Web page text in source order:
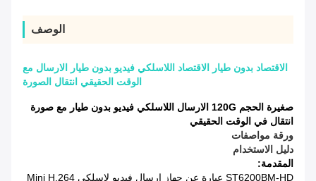
الوصف
الاقتصاد بدون طيار الاقتصاد اللاسلكي فيديو بدون طيار الارسال مع
الوقت الحقيقي انتقال الصورة
صغيرة الحجم 120G الارسال اللاسلكي فيديو بدون طيار مع صورة
انتقال في الوقت الحقيقي
ورقة مواصفات
دليل الاستخدام
المقدمة:
ST6200BM-HD عبارة عن جهاز إرسال فيديو لاسلكي Mini H.264